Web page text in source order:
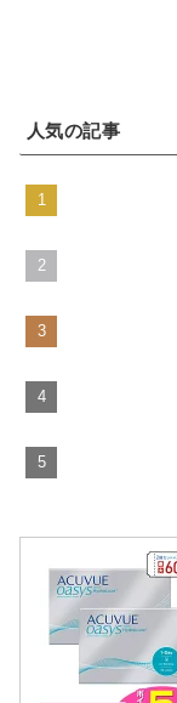
人気の記事